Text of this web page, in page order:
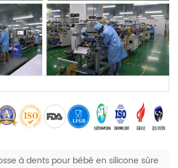
à dents pour bébé en silicone sûre